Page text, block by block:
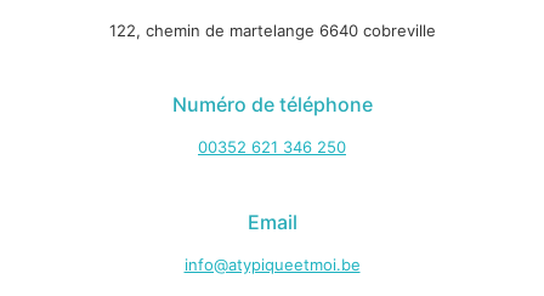
122, chemin de martelange 6640 cobreville
Numéro de téléphone
00352 621 346 250
Email
info@atypiqueetmoi.be